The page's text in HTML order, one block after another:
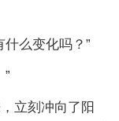
么变化吗？”
立刻冲向了阳